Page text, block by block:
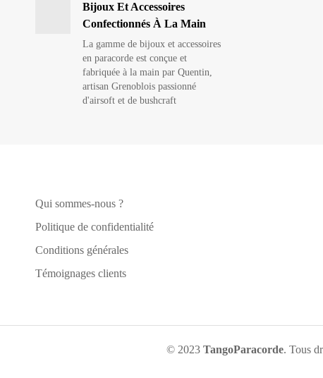
Bijoux Et Accessoires
Confectionnés À La Main
La gamme de bijoux et accessoires
en paracorde est conçue et
fabriquée à la main par Quentin,
artisan Grenoblois passionné
d'airsoft et de bushcraft
Qui sommes-nous ?
Politique de confidentialité
Conditions générales
Témoignages clients
© 2023 TangoParacorde. Tous